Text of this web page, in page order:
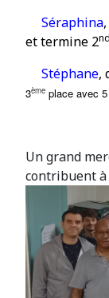
Séraphina
et termine 2nd
Stéphane,
3ème place avec
Un grand
contribuent